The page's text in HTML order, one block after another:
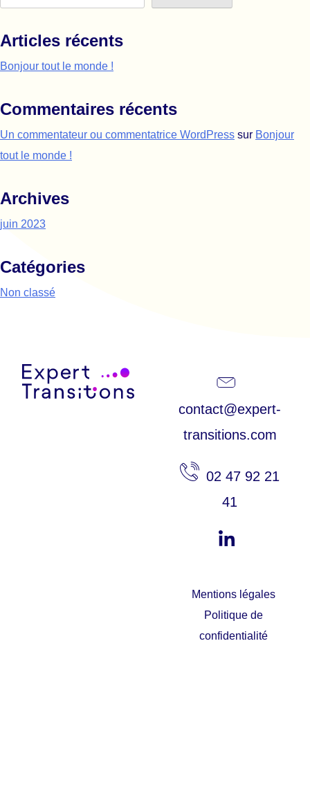
Articles récents
Bonjour tout le monde !
Commentaires récents
Un commentateur ou commentatrice WordPress sur Bonjour
tout le monde !
Archives
juin 2023
Catégories
Non classé
contact@expert-
transitions.com
02 47 92 21
41
Mentions légales
Politique de
confidentialité